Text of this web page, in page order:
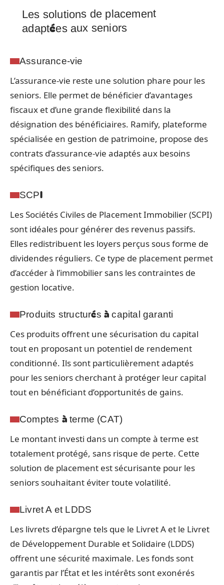
Les solutions de placement
adaptées aux seniors
Assurance-vie
L’assurance-vie reste une solution phare pour les
seniors. Elle permet de bénéficier d’avantages
fiscaux et d’une grande flexibilité dans la
désignation des bénéficiaires. Ramify, plateforme
spécialisée en gestion de patrimoine, propose des
contrats d’assurance-vie adaptés aux besoins
spécifiques des seniors.
SCPI
Les Sociétés Civiles de Placement Immobilier (SCPI)
sont idéales pour générer des revenus passifs.
Elles redistribuent les loyers perçus sous forme de
dividendes réguliers. Ce type de placement permet
d’accéder à l’immobilier sans les contraintes de
gestion locative.
Produits structurés à capital garanti
Ces produits offrent une sécurisation du capital
tout en proposant un potentiel de rendement
conditionné. Ils sont particulièrement adaptés
pour les seniors cherchant à protéger leur capital
tout en bénéficiant d’opportunités de gains.
Comptes à terme (CAT)
Le montant investi dans un compte à terme est
totalement protégé, sans risque de perte. Cette
solution de placement est sécurisante pour les
seniors souhaitant éviter toute volatilité.
Livret A et LDDS
Les livrets d’épargne tels que le Livret A et le Livret
de Développement Durable et Solidaire (LDDS)
offrent une sécurité maximale. Les fonds sont
garantis par l’État et les intérêts sont exonérés